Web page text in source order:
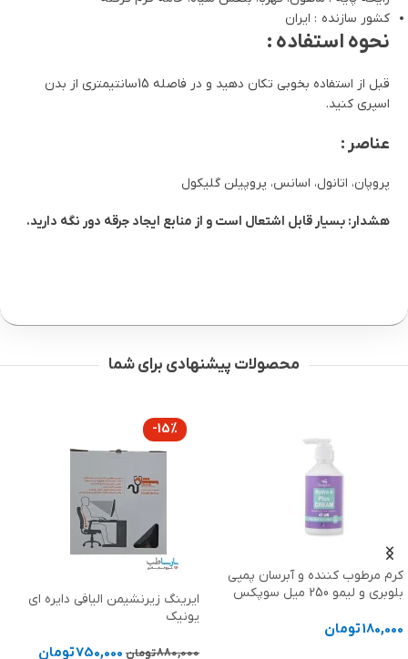
کشور سازنده : ایران
نحوه استفاده :
قبل از استفاده بخوبی تکان دهید و در فاصله 15سانتیمتری از بدن
اسپری کنید.
عناصر :
پروپان، اتانول، اسانس، پروپیلن گلیکول
هشدار: بسیار قابل اشتعال است و از منابع ایجاد جرقه دور نگه دارید.
محصولات پیشنهادی برای شما
ایرینگ زیرنشیمن الیافی دایره ای
VOE
گن بعد از جراحی ژنیکوماستی
بلند VOE 5007
12,870,000تومان